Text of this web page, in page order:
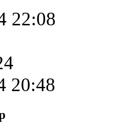
22:08
20:48